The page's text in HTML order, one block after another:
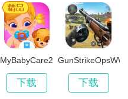
在收款机游戏的女孩！
MyBabyCare2
下载 下载